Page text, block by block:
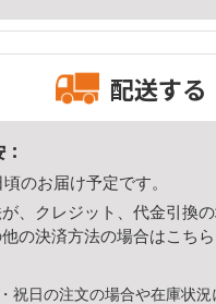
配送する
のお届け予定です。
、クレジット、代金引換
の決済方法の場合はこちら
祝日の注文の場合や在庫状況